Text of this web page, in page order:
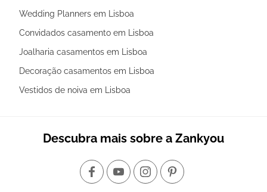
Wedding Planners em Lisboa
Convidados casamento em Lisboa
Joalharia casamentos em Lisboa
Decoração casamentos em Lisboa
Vestidos de noiva em Lisboa
Descubra mais sobre a Zankyou